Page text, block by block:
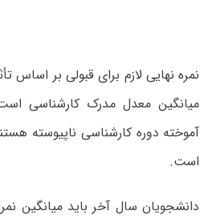
میانگین معدل مدرک کارشناسی
آموخته دوره کارشناسی ناپیوسته
است.